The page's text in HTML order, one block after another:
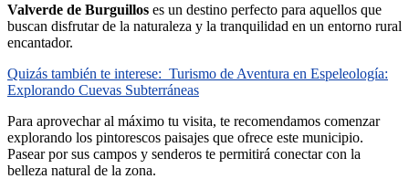
Valverde de Burguillos es un destino perfecto para aquellos que
buscan disfrutar de la naturaleza y la tranquilidad en un entorno rural
encantador.
Quizás también te interese: Turismo de Aventura en Espeleología:
Explorando Cuevas Subterráneas
Para aprovechar al máximo tu visita, te recomendamos comenzar
explorando los pintorescos paisajes que ofrece este municipio.
Pasear por sus campos y senderos te permitirá conectar con la
belleza natural de la zona.